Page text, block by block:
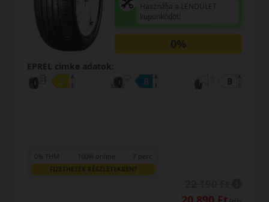
AKÁR 6.000 FT SZERELÉSI
KEDVEZMÉNY!
kuponkódot!
EPREL cimke adatok:
KOSÁRBA